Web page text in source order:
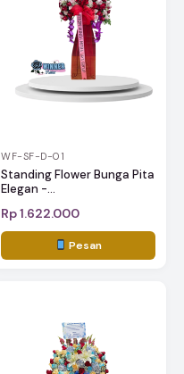
WF-SF-D-01
Standing Flower Bunga Pita
Elegan -...
Rp 1.622.000
Pesan